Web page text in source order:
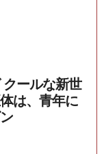
ールな新世
は、青年に